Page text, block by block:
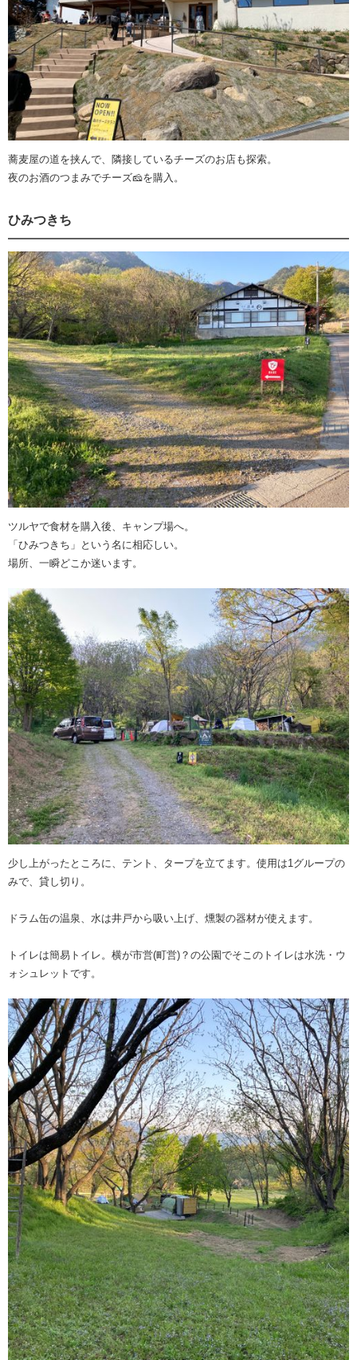
蕎麦屋の道を挟んで、隣接しているチーズのお店も探索。
夜のお酒のつまみでチーズ🧀を購入。
ひみつきち
ツルヤで食材を購入後、キャンプ場へ。
「ひみつきち」という名に相応しい。
場所、一瞬どこか迷います。
少し上がったところに、テント、タープを立てます。使用は1グループの
みで、貸し切り。
ドラム缶の温泉、水は井戸から吸い上げ、燻製の器材が使えます。
トイレは簡易トイレ。横が市営(町営)？の公園でそこのトイレは水洗・ウ
ォシュレットです。